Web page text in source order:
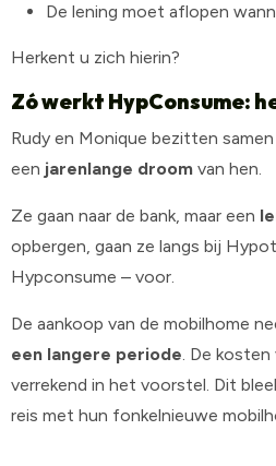
De lening moet aflopen
Herkent u zich hierin?
Zó werkt HypConsume:
Rudy en Monique bezitten
een jarenlange droom van hen.
Ze gaan naar de bank, maar een
opbergen, gaan ze langs bij
Hypconsume – voor.
De aankoop van de mobilhome
een langere periode. De
verrekend in het voorstel. Dit
reis met hun fonkelnieuwe